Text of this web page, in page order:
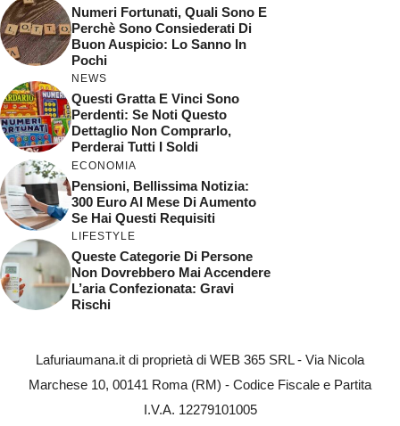
Numeri Fortunati, Quali Sono E
Perchè Sono Consiederati Di
Buon Auspicio: Lo Sanno In
Pochi
NEWS
Questi Gratta E Vinci Sono
Perdenti: Se Noti Questo
Dettaglio Non Comprarlo,
Perderai Tutti I Soldi
ECONOMIA
Pensioni, Bellissima Notizia:
300 Euro Al Mese Di Aumento
Se Hai Questi Requisiti
LIFESTYLE
Queste Categorie Di Persone
Non Dovrebbero Mai Accendere
L’aria Confezionata: Gravi
Rischi
Lafuriaumana.it di proprietà di WEB 365 SRL - Via Nicola
Marchese 10, 00141 Roma (RM) - Codice Fiscale e Partita
I.V.A. 12279101005